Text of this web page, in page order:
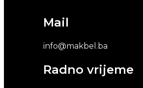
Mail
info@makbel.ba
Radno vrijeme